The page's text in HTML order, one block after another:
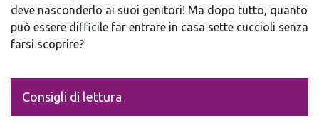
deve nasconderlo ai suoi genitori! Ma dopo tutto, quanto
può essere difficile far entrare in casa sette cuccioli senza
farsi scoprire?
Consigli di lettura